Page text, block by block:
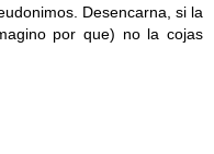
Desencarna, si la
por que) no la cojas